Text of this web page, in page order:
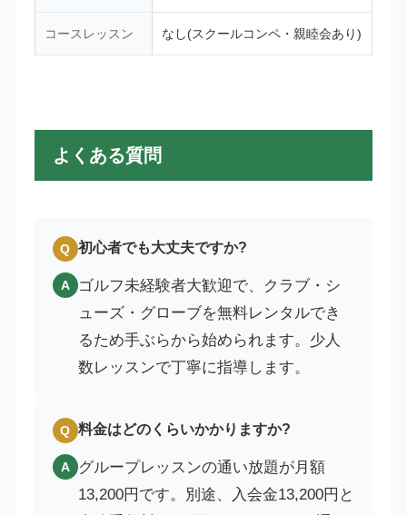
コースレッスン なし(スクールコンペ・親睦会あり)
よくある質問
Q 初心者でも大丈夫ですか?
A ゴルフ未経験者大歓迎で、クラブ・シ
ューズ・グローブを無料レンタルでき
るため手ぶらから始められます。少人
数レッスンで丁寧に指導します。
Q 料金はどのくらいかかりますか?
A グループレッスンの通い放題が月額
13,200円です。別途、入会金13,200円と